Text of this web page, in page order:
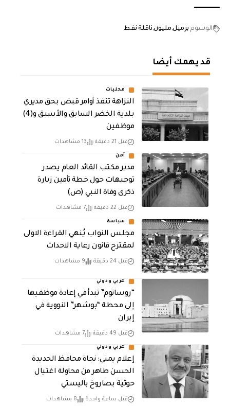
الوسوم برميل مليون ناقلة نفط
قد يهمك أيضا
محليات
النزاهة تنفذ أوامر قبض بحق مديري
بلدية الخضر السابق والأسبق و(4)
موظفين
قبل 21 دقيقة 13 مشاهدات
أمن
مدير مكتب القائد العام يصدر
توجيهات حول خطة تأمين زيارة
ذكرى وفاة النبي (ص)
قبل 22 دقيقة 7 مشاهدات
سياسة
مجلس النواب يُنهي القراءة الاولى
لمقترح قانون رعاية الاحداث
قبل 24 دقيقة 9 مشاهدات
عربي ودولي
“روساتوم” تبدأ في إعادة موظفيها
إلى محطة “بوشهر” النووية في
إيران
قبل 49 دقيقة 7 مشاهدات
عربي ودولي
إعلام يمني: نجاة محافظ الحديدة
الحسن طاهر من محاولة اغتيال
حوثية بصاروخ باليستي
قبل ساعة واحدة 8 مشاهدات